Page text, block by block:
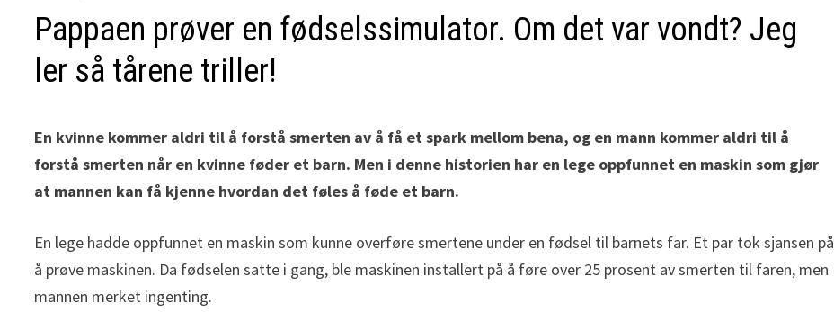
Pappaen prøver en fødselssimulator. Om det var vondt? Jeg
ler så tårene triller!
En kvinne kommer aldri til å forstå smerten av å få et spark mellom bena, og en mann kommer aldri til å
forstå smerten når en kvinne føder et barn. Men i denne historien har en lege oppfunnet en maskin som gjør
at mannen kan få kjenne hvordan det føles å føde et barn.
En lege hadde oppfunnet en maskin som kunne overføre smertene under en fødsel til barnets far. Et par tok sjansen på
å prøve maskinen. Da fødselen satte i gang, ble maskinen installert på å føre over 25 prosent av smerten til faren, men
mannen merket ingenting.